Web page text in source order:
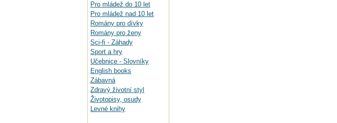
Pro mládež do 10 let
Pro mládež nad 10 let
Romány pro dívky
Romány pro ženy
Sci-fi - Záhady
Sport a hry
Učebnice - Slovníky
English books
Zábavná
Zdravý životní styl
Životopisy, osudy
Levné knihy